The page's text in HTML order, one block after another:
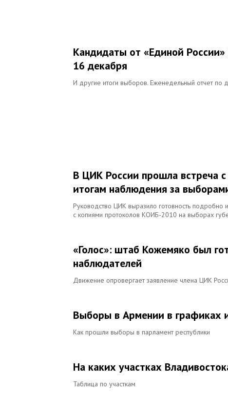
Кандидаты от «Единой
16 декабря
И другие итоги выборов. Еженедельный отчет
В ЦИК России прошла встреча
итогам наблюдения за
Руководство ЦИК выразило готовность подробно
с копиями протоколов КОИБ-2010 на выборах
«Голос»: штаб Кожемяко был
наблюдателей
Движение опровергает заявление члена ЦИК
Выборы в Армении в графиках
Как прошли выборы в парламент республики
На каких участках
Таблица по участкам